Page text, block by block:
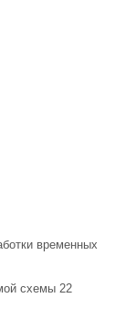
временных
схемы 22